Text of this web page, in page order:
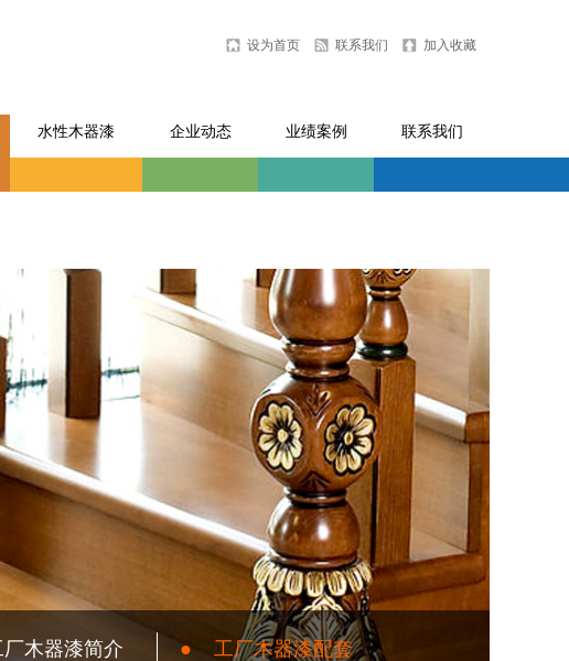
设为首页 联系我们 加入收藏
水性木器漆 企业动态 业绩案例 联系我们
厂木器漆简介 ● 工厂木器漆配套